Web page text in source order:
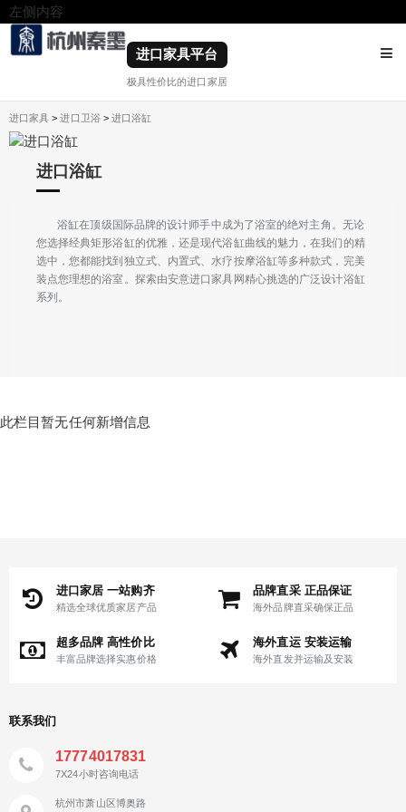
左侧内容
右侧内容
进口家具平台
极具性价比的进口家居
进口家具 >进口卫浴 >进口浴缸
进口浴缸
浴缸在顶级国际品牌的设计师手中成为了浴室的绝对主角。无论
您选择经典矩形浴缸的优雅，还是现代浴缸曲线的魅力，在我们的精
选中，您都能找到独立式、内置式、水疗按摩浴缸等多种款式，完美
装点您理想的浴室。探索由安意进口家具网精心挑选的广泛设计浴缸
系列。
此栏目暂无任何新增信息
进口家居 一站购齐
精选全球优质家居产品
品牌直采 正品保证
海外品牌直采确保正品
超多品牌 高性价比
丰富品牌选择实惠价格
海外直运 安装运输
海外直发并运输及安装
联系我们
17774017831
7X24小时咨询电话
杭州市萧山区博奥路